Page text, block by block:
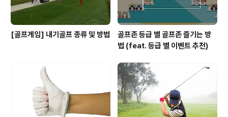
[골프게임] 내기골프 종류 및 방법
골프존 등급 별 골프존 즐기는 방
법 (feat. 등급 별 이벤트 추천)